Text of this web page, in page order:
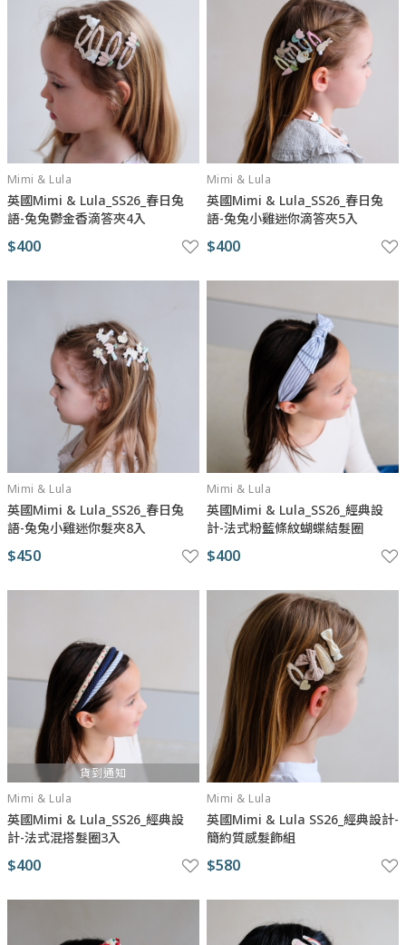
Mimi & Lula
英國Mimi & Lula_SS26_春日兔
語-兔兔鬱金香滴答夾4入
$400
Mimi & Lula
英國Mimi & Lula_SS26_春日兔
語-兔兔小雞迷你滴答夾5入
$400
Mimi & Lula
英國Mimi & Lula_SS26_春日兔
語-兔兔小雞迷你髮夾8入
$450
Mimi & Lula
英國Mimi & Lula_SS26_經典設
計-法式粉藍條紋蝴蝶結髮圈
$400
貨到通知
Mimi & Lula
英國Mimi & Lula_SS26_經典設
計-法式混搭髮圈3入
$400
Mimi & Lula
英國Mimi & Lula SS26_經典設計-
簡約質感髮飾組
$580